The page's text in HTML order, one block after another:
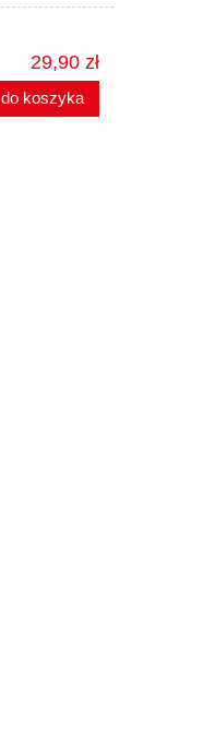
29,90 zł
do koszyka